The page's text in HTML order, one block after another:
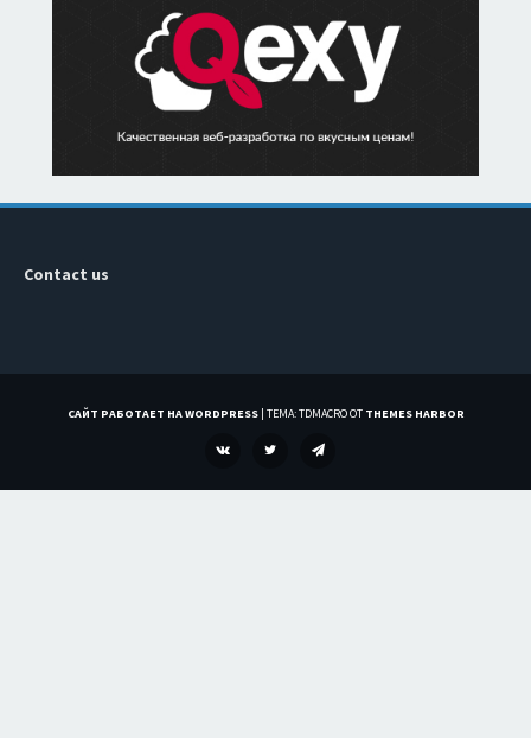
Contact us
САЙТ РАБОТАЕТ НА WORDPRESS | ТЕМА: TDMACRO ОТ THEMES HARBOR
TWITTER